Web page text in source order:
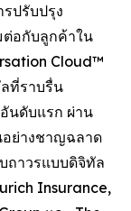
ปรับปรุง
อกับลูกค้าใน
Cloud™
ที่ราบรื่น
นดับแรก ผ่าน
อย่างชาญฉลาด
ถาวรแบบดิจิทัล
Insurance,